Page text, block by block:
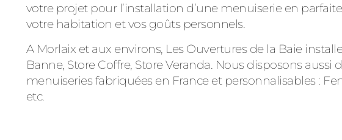
votre projet pour l’installation d’une menuiserie en
votre habitation et vos goûts personnels.
A Morlaix et aux environs, Les Ouvertures de la Baie
Banne, Store Coffre, Store Veranda. Nous disposons
menuiseries fabriquées en France et personnalisables :
etc.